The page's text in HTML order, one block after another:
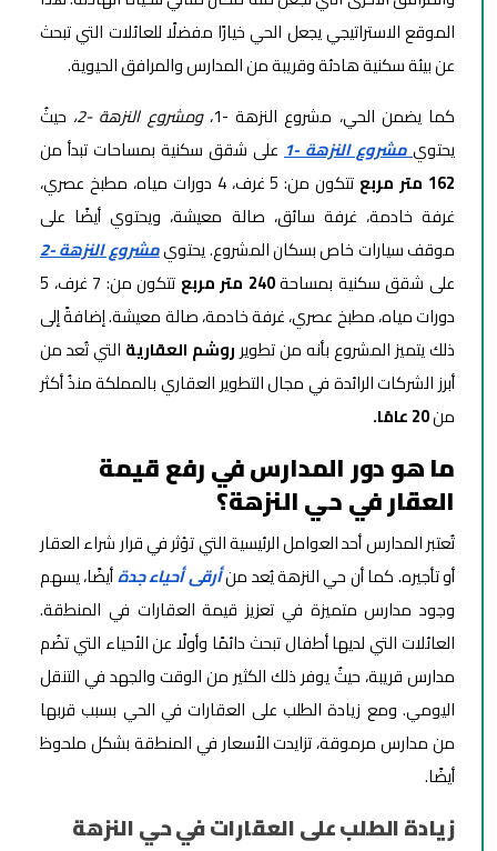
الموقع الاستراتيجي يجعل الحي خيارًا مفضلًا للعائلات التي تبحث
عن بيئة سكنية هادئة وقريبة من المدارس والمرافق الحيوية.
كما يضمن الحي، مشروع النزهة -1،
ومشروع النزهة -2،
حيثُ
يحتويمشروع النزهة -1 على شقق سكنية بمساحات تبدأ من
162 متر مربع
تتكون من: 5 غرف، 4 دورات مياه، مطبخ عصري،
غرفة خادمة، غرفة سائق، صالة معيشة، ويحتوي أيضًا على
موقف سيارات خاص بسكان المشروع. يحتويمشروع النزهة -2
على شقق سكنية بمساحة240 متر مربع
تتكون من: 7 غرف، 5
دورات مياه، مطبخ عصري، غرفة خادمة، صالة معيشة. إضافةً إلى
ذلك يتميز المشروع بأنه من تطوير روشم العقارية التي تُعد من
أبرز الشركات الرائدة في مجال التطوير العقاري بالمملكة منذُ أكثر
من
ما هو دور المدارس في رفع قيمة
العقار في حي النزهة؟
تُعتبر المدارس أحد العوامل الرئيسية التي تؤثر في قرار شراء العقار
أو تأجيره. كما أن حي النزهة يُعد منأرقى أحياء جدةأيضًا، يسهم
وجود مدارس متميزة في تعزيز قيمة العقارات في المنطقة.
العائلات التي لديها أطفال تبحث دائمًا وأولًا عن الأحياء التي تضُم
مدارس قريبة، حيثُ يوفر ذلك الكثير من الوقت والجهد في التنقل
اليومي. ومع زيادة الطلب على العقارات في الحي بسبب قربها
من مدارس مرموقة، تزايدت الأسعار في المنطقة بشكل ملحوظ
أيضًا.
زيادة الطلب على العقارات في حي النزهة